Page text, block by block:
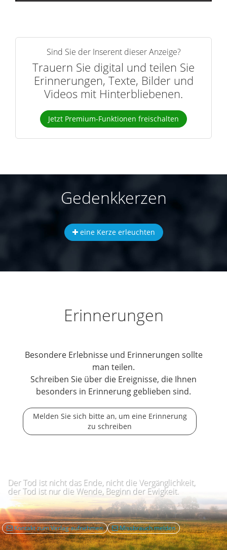
Sind Sie der Inserent dieser Anzeige?
Trauern Sie digital und teilen Sie
Erinnerungen, Texte, Bilder und
Videos mit Hinterbliebenen.
Jetzt Premium-Funktionen freischalten
Gedenkkerzen
eine Kerze erleuchten
Erinnerungen
Besondere Erlebnisse und Erinnerungen sollte
man teilen.
Schreiben Sie über die Ereignisse, die Ihnen
besonders in Erinnerung geblieben sind.
Melden Sie sich bitte an, um eine Erinnerung
zu schreiben
Der Tod ist nicht das Ende, nicht die Vergänglichkeit,
der Tod ist nur die Wende, Beginn der Ewigkeit.
Kontakt zum Verlag aufnehmen Missbrauch melden